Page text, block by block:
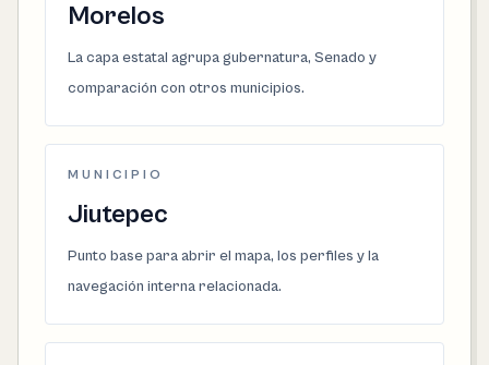
Morelos
La capa estatal agrupa gubernatura, Senado y
comparación con otros municipios.
MUNICIPIO
Jiutepec
Punto base para abrir el mapa, los perfiles y la
navegación interna relacionada.